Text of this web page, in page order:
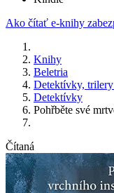
Ako čítať e-knihy
Knihy
Beletria
Detektívky,
Detektívky
Pohřběte své
Čítaná